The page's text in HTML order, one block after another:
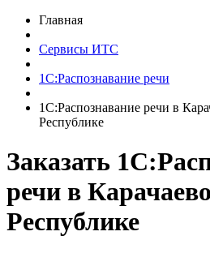
Главная
Сервисы ИТС
1С:Распознавание речи
1С:Распознавание речи в
Республике
Заказать
речи в
Республике